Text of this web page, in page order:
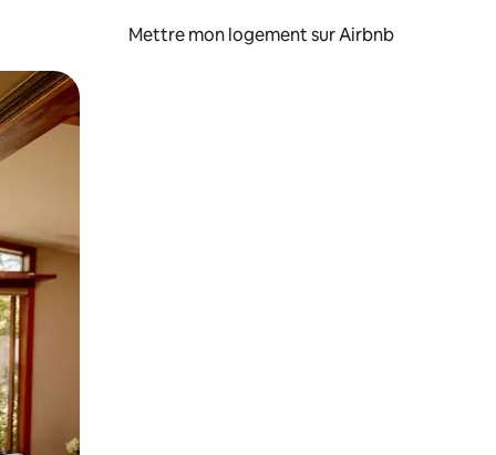
Mettre mon logement sur Airbnb
glisser.